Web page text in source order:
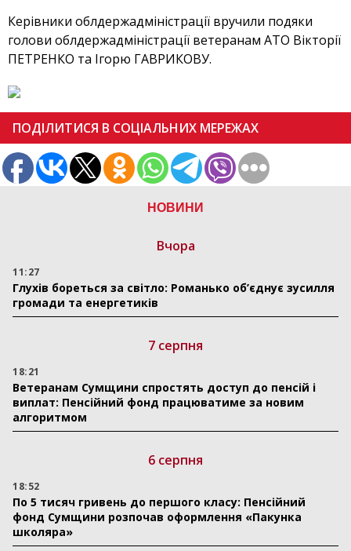
НОВИНИ
Вчора
11:27
Глухів бореться за світло: Романько об’єднує зусилля
громади та енергетиків
7 серпня
18:21
Ветеранам Сумщини спростять доступ до пенсій і
виплат: Пенсійний фонд працюватиме за новим
алгоритмом
6 серпня
18:52
По 5 тисяч гривень до першого класу: Пенсійний
фонд Сумщини розпочав оформлення «Пакунка
школяра»
Керівники облдержадміністрації вручили подяки
голови облдержадміністрації ветеранам АТО Вікторії
ПЕТРЕНКО та Ігорю ГАВРИКОВУ.
ПОДІЛИТИСЯ В СОЦІАЛЬНИХ МЕРЕЖАХ